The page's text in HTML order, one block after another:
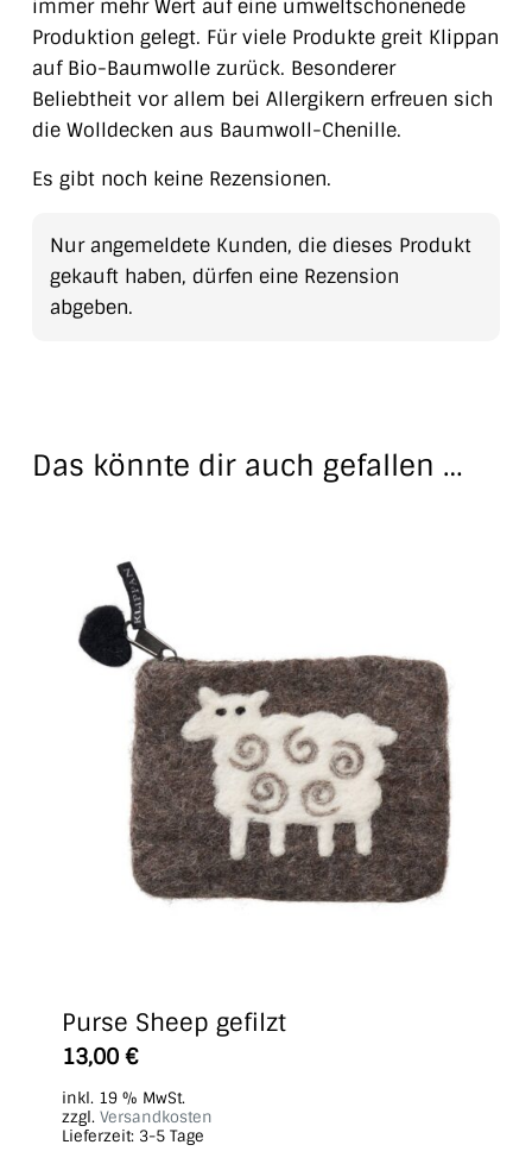
immer mehr Wert auf eine umweltschonenede
Produktion gelegt. Für viele Produkte greit Klippan
auf Bio-Baumwolle zurück. Besonderer
Beliebtheit vor allem bei Allergikern erfreuen sich
die Wolldecken aus Baumwoll-Chenille.
Es gibt noch keine Rezensionen.
Nur angemeldete Kunden, die dieses Produkt
gekauft haben, dürfen eine Rezension
abgeben.
Das könnte dir auch gefallen …
Purse Sheep gefilzt
13,00 €
inkl. 19 % MwSt.
zzgl. Versandkosten
Lieferzeit: 3-5 Tage